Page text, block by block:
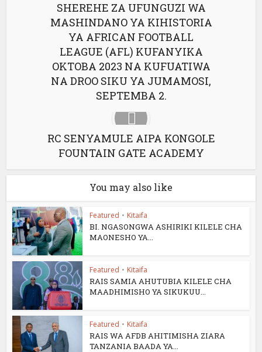
SHEREHE ZA UFUNGUZI WA
MASHINDANO YA KIHISTORIA
YA AFRICAN FOOTBALL
LEAGUE (AFL) KUFANYIKA
OKTOBA 2023 NA KUFUATIWA
NA DROO SIKU YA JUMAMOSI,
SEPTEMBA 2.
RC SENYAMULE AIPA KONGOLE
FOUNTAIN GATE ACADEMY
You may also like
Featured • Kitaifa
BI. NGASONGWA ASHIRIKI KILELE CHA
MAONESHO YA...
Featured • Kitaifa
RAIS SAMIA AHUTUBIA KILELE CHA
MAADHIMISHO YA SIKUKUU...
Featured • Kitaifa
RAIS WA AFDB AHITIMISHA ZIARA
TANZANIA BAADA YA...